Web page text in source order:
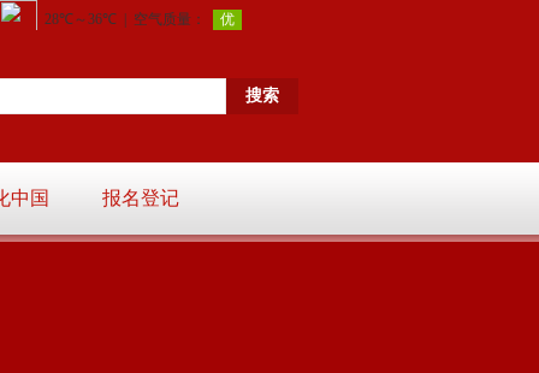
中国 报名登记